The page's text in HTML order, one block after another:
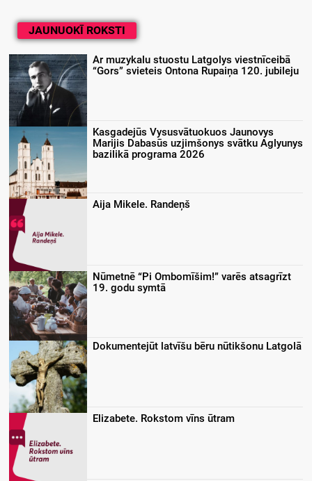
JAUNUOKĪ ROKSTI
Ar muzykalu stuostu Latgolys viestnīceibā
“Gors” svieteis Ontona Rupaiņa 120. jubileju
Kasgadejūs Vysusvātuokuos Jaunovys
Marijis Dabasūs uzjimšonys svātku Aglyunys
bazilikā programa 2026
Aija Mikele. Randeņš
Nūmetnē “Pi Ombomīšim!” varēs atsagrīzt
19. godu symtā
Dokumentejūt latvīšu bēru nūtikšonu Latgolā
Elizabete. Rokstom vīns ūtram